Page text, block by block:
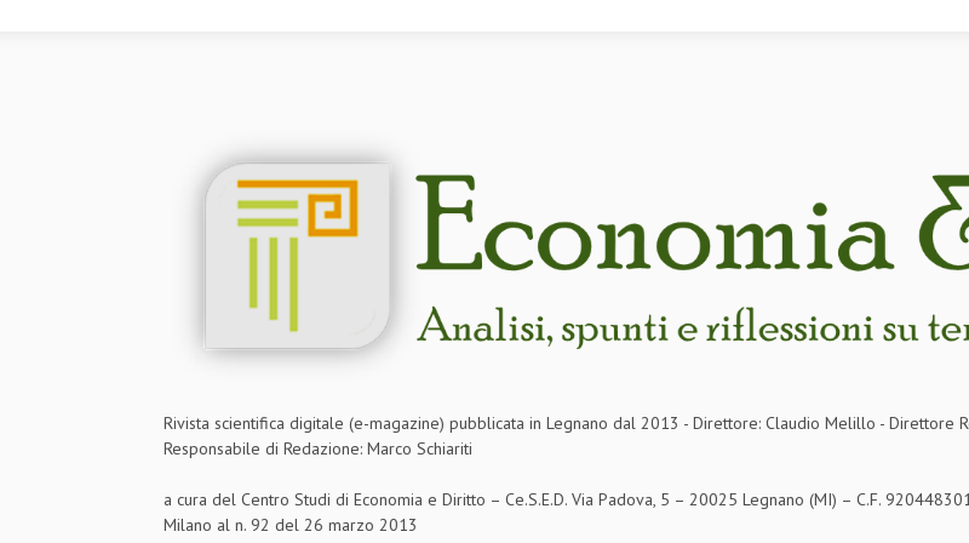
Rivista scientifica digitale (e-magazine) pubblicata in Legnano dal 2013 - Direttore: Claudio Melillo - Direttore
Responsabile di Redazione: Marco Schiariti
a cura del Centro Studi di Economia e Diritto – Ce.S.E.D. Via Padova, 5 – 20025 Legnano (MI) – C.F.
Milano al n. 92 del 26 marzo 2013